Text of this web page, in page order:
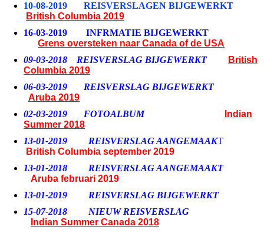
10-08-2019 REISVERSLAGEN BIJGEWERKT
British Columbia 2019
16-03-2019
INFRMATIE BIJGEWERKT
Grens oversteken naar Canada of de USA
09-03-2018
REISVERSLAG BIJGEWERKT
British
Columbia 2019
06-03-2019 REISVERSLAG BIJGEWERKT
Aruba 2019
02-03-2019 FOTOALBUM
Indian
Summer 2018
13-01-2019 REISVERSLAG AANGEMAAKT
British Columbia september 2019
13-01-2018 REISVERSLAG AANGEMAAKT
Aruba februari 2019
13-01-2019 REISVERSLAG BIJGEWERKT
15-07-2018 NIEUW REISVERSLAG
ndian Summer Canada 2018